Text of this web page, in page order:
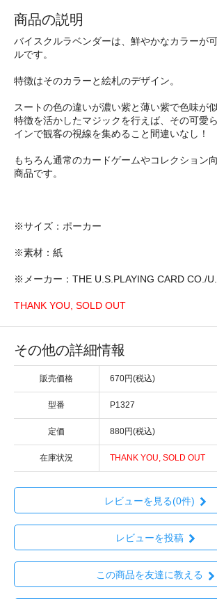
商品の説明
バイスクルラベンダーは、鮮やかなカラーが
ルです。
特徴はそのカラーと絵札のデザイン。
スートの色の違いが濃い紫と薄い紫で色味が
特徴を活かしたマジックを行えば、その可愛
インで観客の視線を集めること間違いなし！
もちろん通常のカードゲームやコレクション
商品です。
※サイズ：ポーカー
※素材：紙
※メーカー：THE U.S.PLAYING CARD CO./
THANK YOU, SOLD OUT
その他の詳細情報
販売価格 670円(税込)
型番 P1327
定価 880円(税込)
在庫状況 THANK YOU, SOLD OUT
レビューを見る(0件)
レビューを投稿
この商品を友達に教える